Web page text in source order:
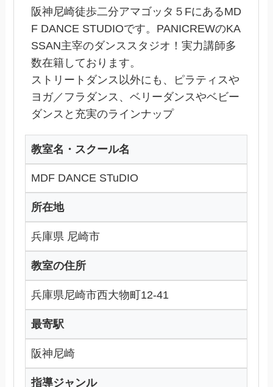
阪神尼崎徒歩二分アマゴッタ５FにあるMD
F DANCE STUDIOです。PANICREWのKA
SSAN主宰のダンススタジオ！実力講師多
数在籍しております。
ストリートダンス以外にも、ピラティスや
ヨガ／フラダンス、ベリーダンスやベビー
ダンスと充実のラインナップ
教室名・スクール名
MDF DANCE STuDIO
所在地
兵庫県 尼崎市
教室の住所
兵庫県尼崎市西大物町12-41
最寄駅
阪神尼崎
指導ジャンル